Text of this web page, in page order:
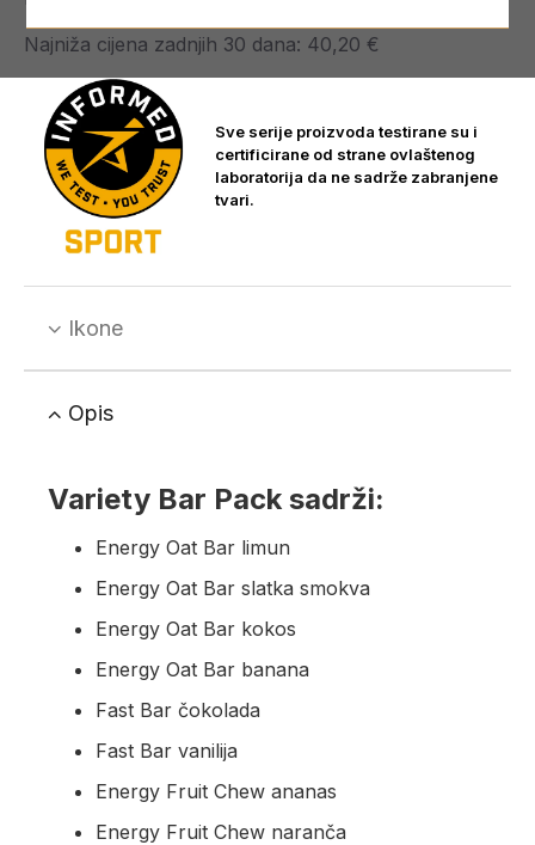
Najniža cijena zadnjih 30 dana: 40,20 €
Sve serije proizvoda testirane su i
certificirane od strane ovlaštenog
laboratorija da ne sadrže zabranjene
tvari.
Ikone
Opis
Variety Bar Pack sadrži:
Energy Oat Bar limun
Energy Oat Bar slatka smokva
Energy Oat Bar kokos
Energy Oat Bar banana
Fast Bar čokolada
Fast Bar vanilija
Energy Fruit Chew ananas
Energy Fruit Chew naranča